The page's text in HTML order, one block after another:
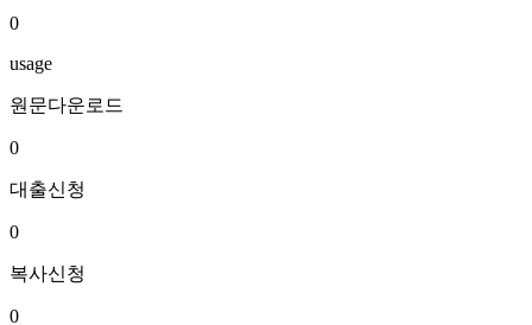
0
usage
원문다운로드
0
대출신청
0
복사신청
0